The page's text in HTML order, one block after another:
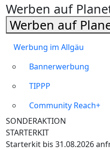
Werben auf
Werben auf
Werbung im Allgäu
Bannerwerbung
TIPPP
Community Reach+
SONDERAKTION
STARTERKIT
Starterkit bis 31.08.2026